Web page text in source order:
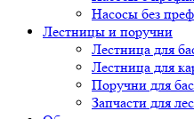
Насосы без
Лестницы и поручни
Лестница для
Лестница для
Поручни для
Запчасти для